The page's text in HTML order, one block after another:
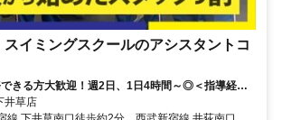
イミングスクールのアシスタントコ
きる方大歓迎！週2日、1日4時間～◎＜指導経験
自由！ピアスネイルOK
井草店